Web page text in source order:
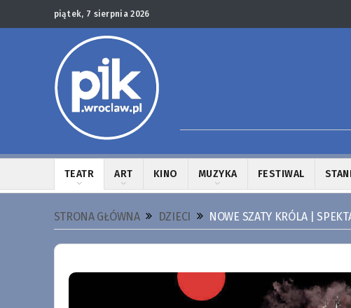
piątek, 7 sierpnia 2026
TEATR ART KINO MUZYKA FESTIWAL
STRONA GŁÓWNA DZIECI NOWE SZATY KRÓLA |